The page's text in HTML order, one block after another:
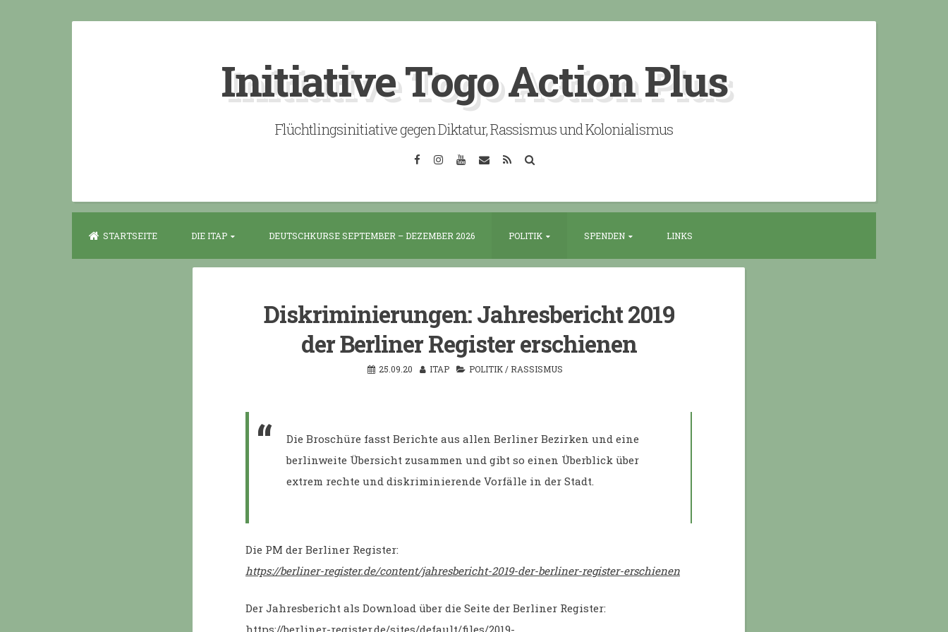
Initiative Togo Action Plus
Flüchtlingsinitiative gegen Diktatur, Rassismus und Kolonialismus
FacebookInstagramYouTube
EmailRSS
STARTSEITE DIE ITAP DEUTSCHKURSE SEPTEMBER – DEZEMBER 2026 POLITIK SPENDEN LINKS
Diskriminierungen: Jahresbericht 2019
der Berliner Register erschienen
25.09.20 ITAP POLITIK / RASSISMUS
Die Broschüre fasst Berichte aus allen Berliner Bezirken und eine
berlinweite Übersicht zusammen und gibt so einen Überblick über
extrem rechte und diskriminierende Vorfälle in der Stadt.
Die PM der Berliner Register:
https://berliner-register.de/content/jahresbericht-2019-der-berliner-register-erschienen
Der Jahresbericht als Download über die Seite der Berliner Register:
https://berliner-register.de/sites/default/files/2019-